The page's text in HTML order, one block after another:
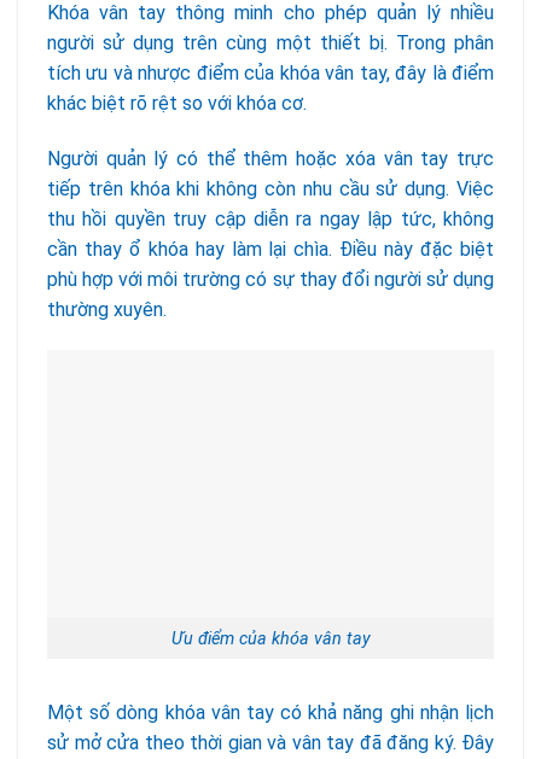
Khóa vân tay thông minh cho phép quản lý nhiều
người sử dụng trên cùng một thiết bị. Trong phân
tích ưu và nhược điểm của khóa vân tay, đây là điểm
khác biệt rõ rệt so với khóa cơ.
Người quản lý có thể thêm hoặc xóa vân tay trực
tiếp trên khóa khi không còn nhu cầu sử dụng. Việc
thu hồi quyền truy cập diễn ra ngay lập tức, không
cần thay ổ khóa hay làm lại chìa. Điều này đặc biệt
phù hợp với môi trường có sự thay đổi người sử dụng
thường xuyên.
Ưu điểm của khóa vân tay
Một số dòng khóa vân tay có khả năng ghi nhận lịch
sử mở cửa theo thời gian và vân tay đã đăng ký. Đây